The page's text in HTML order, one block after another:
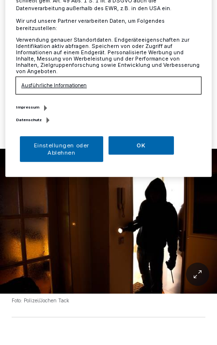
Mettmann·Am Sonntag, 5. April, in der Zeit von 14.30
bis 15.45 Uhr, drangen ein oder mehrere bislang noch
unbekannte Täter in die Wohnung eines
Mehrfamilienhauses an der Düsseldorfer Straße in
Mettmann ein.
06.04.2020 , 16:11 Uhr
Foto: Polizei/Jochen Tack
Datenverarbeitung außerhalb des EWR, z.B. in den USA ein.
Wir und unsere Partner verarbeiten Daten, um Folgendes
bereitzustellen:
Verwendung genauer Standortdaten. Endgeräteeigenschaften zur
Identifikation aktiv abfragen. Speichern von oder Zugriff auf
Informationen auf einem Endgerät. Personalisierte Werbung und
Inhalte, Messung von Werbeleistung und der Performance von
Inhalten, Zielgruppenforschung sowie Entwicklung und Verbesserung
von Angeboten.
Ausführliche Informationen
Impressum
Datenschutz
Einstellungen oder
Ablehnen
OK